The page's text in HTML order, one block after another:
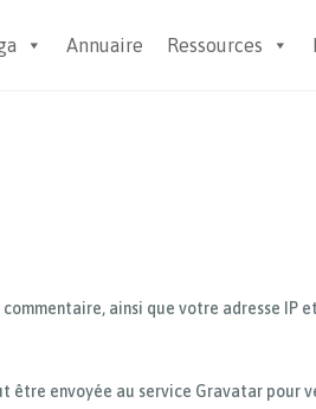
Annuaire Ressources
ainsi que votre adresse
envoyée au service Gravatar pour